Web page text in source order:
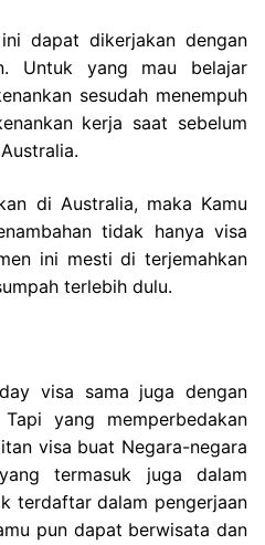
dapat dikerjakan dengan
Untuk yang mau belajar
sesudah menempuh
kerja saat sebelum
di Australia, maka Kamu
tidak hanya visa
ini mesti di terjemahkan
terlebih dulu.
visa sama juga dengan
yang memperbedakan
visa buat Negara-negara
termasuk juga dalam
terdaftar dalam pengerjaan
pun dapat berwisata dan